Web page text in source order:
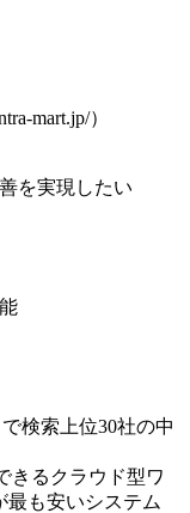
mart.jp/）
を実現したい
検索上位30社の中
きるクラウド型ワ
最も安いシステム